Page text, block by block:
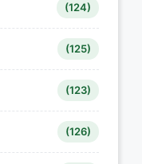
(124)
(125)
(123)
(126)